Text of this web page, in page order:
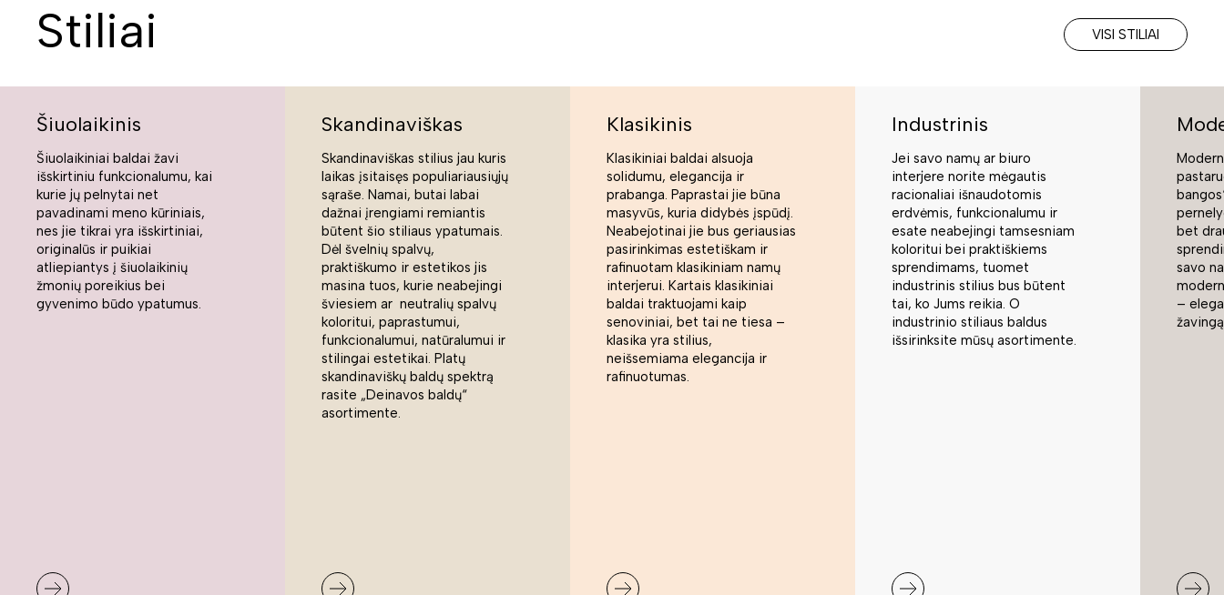
Stiliai VISI STILIAI
Šiuolaikinis
Šiuolaikiniai baldai žavi
išskirtiniu funkcionalumu, kai
kurie jų pelnytai net
pavadinami meno kūriniais,
nes jie tikrai yra išskirtiniai,
originalūs ir puikiai
atliepiantys į šiuolaikinių
žmonių poreikius bei
gyvenimo būdo ypatumus.
Skandinaviškas
Skandinaviškas stilius jau kuris
laikas įsitaisęs populiariausiųjų
sąraše. Namai, butai labai
dažnai įrengiami remiantis
būtent šio stiliaus ypatumais.
Dėl švelnių spalvų,
praktiškumo ir estetikos jis
masina tuos, kurie neabejingi
šviesiem ar neutralių spalvų
koloritui, paprastumui,
funkcionalumui, natūralumui ir
stilingai estetikai. Platų
skandinaviškų baldų spektrą
rasite „Deinavos baldų“
asortimente.
Klasikinis
Klasikiniai baldai alsuoja
solidumu, elegancija ir
prabanga. Paprastai jie būna
masyvūs, kuria didybės įspūdį.
Neabejotinai jie bus geriausias
pasirinkimas estetiškam ir
rafinuotam klasikiniam namų
interjerui. Kartais klasikiniai
baldai traktuojami kaip
senoviniai, bet tai ne tiesa –
klasika yra stilius,
neišsemiama elegancija ir
rafinuotumas.
Industrinis
Jei savo namų ar biuro
interjere norite mėgautis
racionaliai išnaudotomis
erdvėmis, funkcionalumu ir
esate neabejingi tamsesniam
koloritui bei praktiškiems
sprendimams, tuomet
industrinis stilius bus būtent
tai, ko Jums reikia. O
industrinio stiliaus baldus
išsirinksite mūsų asortimente.
bet
savo
–